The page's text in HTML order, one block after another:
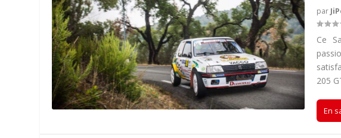
par
Ce
205
En